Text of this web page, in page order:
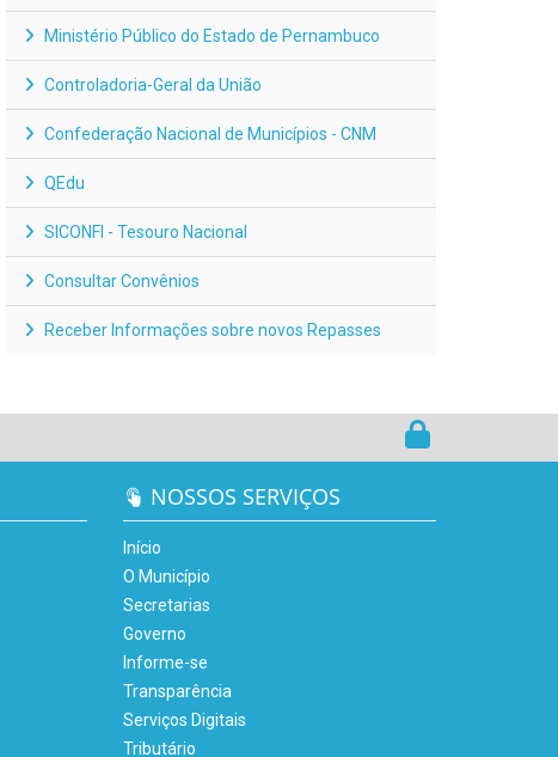
Ministério Público do Estado de Pernambuco
Controladoria-Geral da União
Confederação Nacional de Municípios - CNM
QEdu
SICONFI - Tesouro Nacional
Consultar Convênios
Receber Informações sobre novos Repasses
NOSSOS SERVIÇOS
Início
O Município
Secretarias
Governo
Informe-se
Transparência
Serviços Digitais
Tributário